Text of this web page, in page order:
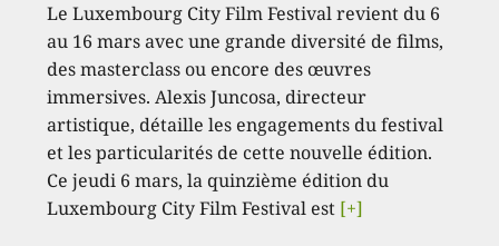
Le Luxembourg City Film Festival revient du 6
au 16 mars avec une grande diversité de films,
des masterclass ou encore des œuvres
immersives. Alexis Juncosa, directeur
artistique, détaille les engagements du festival
et les particularités de cette nouvelle édition.
Ce jeudi 6 mars, la quinzième édition du
Luxembourg City Film Festival est [+]